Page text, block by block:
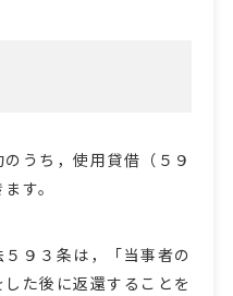
うち，使用貸借（５９
す。
９３条は，「当事者の
た後に返還することを